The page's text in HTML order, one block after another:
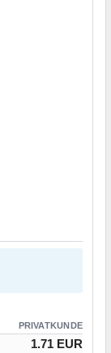
PRIVATKUNDE
1.71 EUR